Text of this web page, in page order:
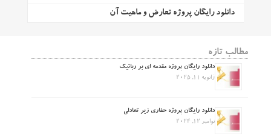
دانلود رایگان پروژه تعارض و ماهیت آن
مطالب تازه
دانلود رایگان پروژه مقدمه ای بر رباتیک
ژانویه 11, 2025
دانلود رایگان پروژه حفاری زیر تعادلی
نوامبر 12, 2024